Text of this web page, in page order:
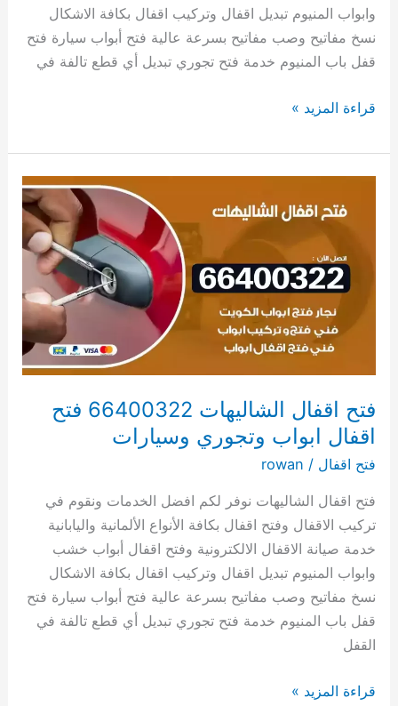
وابواب المنيوم تبديل اقفال وتركيب اقفال بكافة الاشكال
نسخ مفاتيح وصب مفاتيح بسرعة عالية فتح أبواب سيارة فتح
قفل باب المنيوم خدمة فتح تجوري تبديل أي قطع تالفة في
قراءة المزيد »
فتح اقفال الشاليهات 66400322 فتح
اقفال ابواب وتجوري وسيارات
فتح اقفال /
rowan
فتح اقفال الشاليهات نوفر لكم افضل الخدمات ونقوم في
تركيب الاقفال وفتح اقفال بكافة الأنواع الألمانية واليابانية
خدمة صيانة الاقفال الالكترونية وفتح اقفال أبواب خشب
وابواب المنيوم تبديل اقفال وتركيب اقفال بكافة الاشكال
نسخ مفاتيح وصب مفاتيح بسرعة عالية فتح أبواب سيارة فتح
قفل باب المنيوم خدمة فتح تجوري تبديل أي قطع تالفة في
القفل
اقفال
الشاليهات
66400322
ابواب
وتجوري
وسيارات
قراءة المزيد »